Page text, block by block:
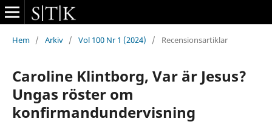
Hem / Arkiv / Vol 100 Nr 1 (2024) / Recensionsartiklar
Caroline Klintborg, Var är Jesus?
Ungas röster om
konfirmandundervisning